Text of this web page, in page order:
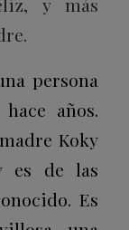
y más
persona
años.
Koky
es de las
Es